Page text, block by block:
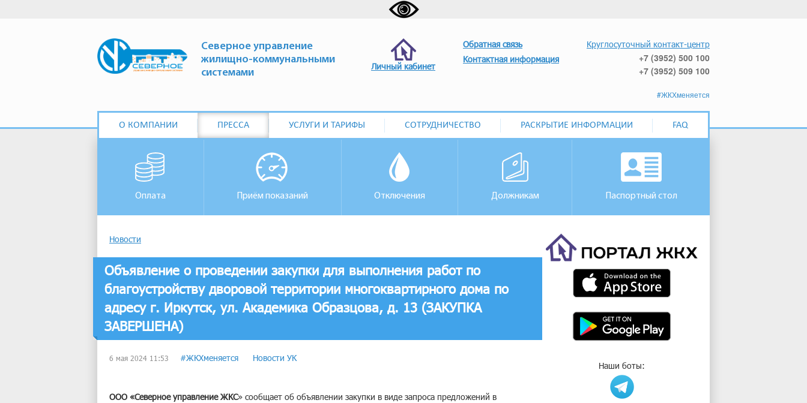
Северное управление
жилищно-коммунальными
системами
Личный кабинет
Обратная связь
Контактная информация
Круглосуточный контакт-центр
+7 (3952) 500 100
+7 (3952) 509 100
#ЖКХменяется
О КОМПАНИИ ПРЕССА УСЛУГИ И ТАРИФЫ СОТРУДНИЧЕСТВО РАСКРЫТИЕ ИНФОРМАЦИИ FAQ
Оплата Приём показаний Отключения Должникам Паспортный стол
Наши боты:
Новости
Объявление о проведении закупки для выполнения работ по
благоустройству дворовой территории многоквартирного дома по
адресу г. Иркутск, ул. Академика Образцова, д. 13 (ЗАКУПКА
ЗАВЕРШЕНА)
6 мая 2024 11:53 #ЖКХменяется Новости УК
ООО «Северное управление ЖКС» сообщает об объявлении закупки в виде запроса предложений в